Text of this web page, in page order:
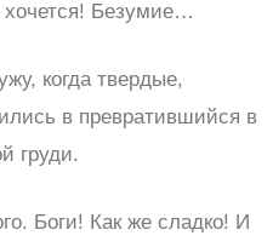
Безумие…
когда твердые,
в превратившийся в
груди.
Боги! Как же сладко! И